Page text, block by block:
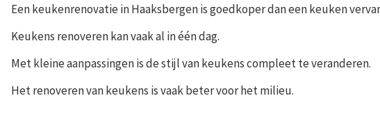
Een keukenrenovatie in Haaksbergen is goedkoper dan een keuken
Keukens renoveren kan vaak al in één dag.
Met kleine aanpassingen is de stijl van keukens compleet te veranderen.
Het renoveren van keukens is vaak beter voor het milieu.